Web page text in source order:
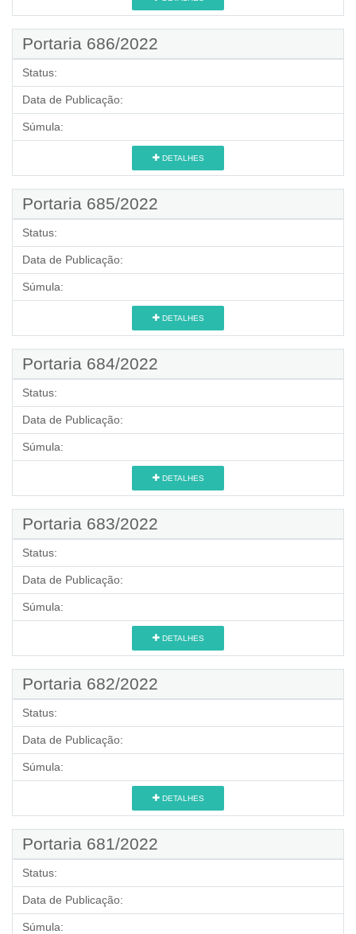
Portaria 686/2022
Status:
Data de Publicação:
Súmula:
DETALHES
Portaria 685/2022
Status:
Data de Publicação:
Súmula:
DETALHES
Portaria 684/2022
Status:
Data de Publicação:
Súmula:
DETALHES
Portaria 683/2022
Status:
Data de Publicação:
Súmula:
DETALHES
Portaria 682/2022
Status:
Data de Publicação:
Súmula:
DETALHES
Portaria 681/2022
Status:
Data de Publicação:
Súmula: